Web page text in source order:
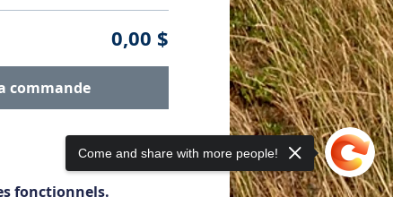
0,00 $
commande
fonctionnels.
Come and share with more people!